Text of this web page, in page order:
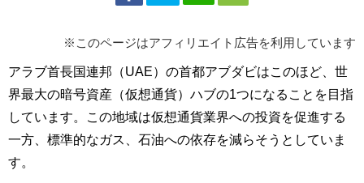
※このページはアフィリエイト広告を利用しています
アラブ首長国連邦（UAE）の首都アブダビはこのほど、世
界最大の暗号資産（仮想通貨）ハブの1つになることを目指
しています。この地域は仮想通貨業界への投資を促進する
一方、標準的なガス、石油への依存を減らそうとしていま
す。